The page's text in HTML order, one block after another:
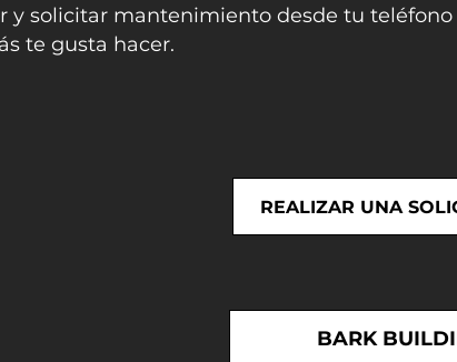
y solicitar mantenimiento desde tu
te gusta hacer.
REALIZAR UNA
BARK